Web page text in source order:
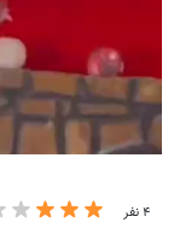
۴ نفر